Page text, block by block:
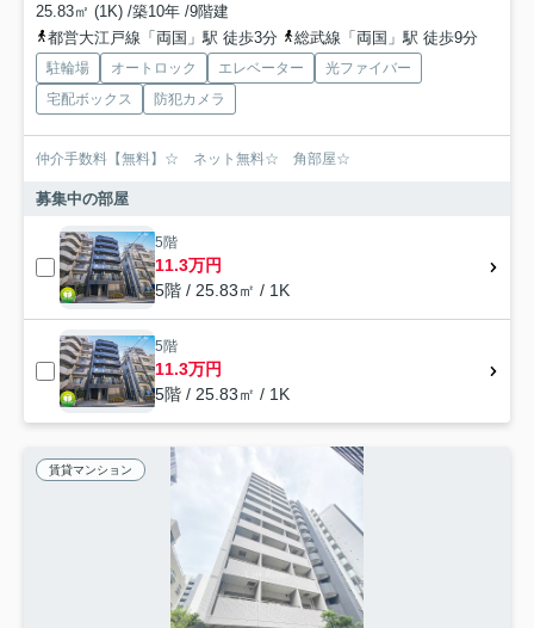
25.83㎡ (1K) /築10年 /9階建
都営大江戸線「両国」駅 徒歩3分
総武線「両国」駅 徒歩9分
駐輪場 オートロック エレベーター
光ファイバー
宅配ボックス
防犯カメラ
仲介手数料【無料】☆ ネット無料☆ 角部屋☆
募集中の部屋
5階
11.3万円
5階 / 25.83㎡ / 1K
5階
11.3万円
5階 / 25.83㎡ / 1K
賃貸マンション